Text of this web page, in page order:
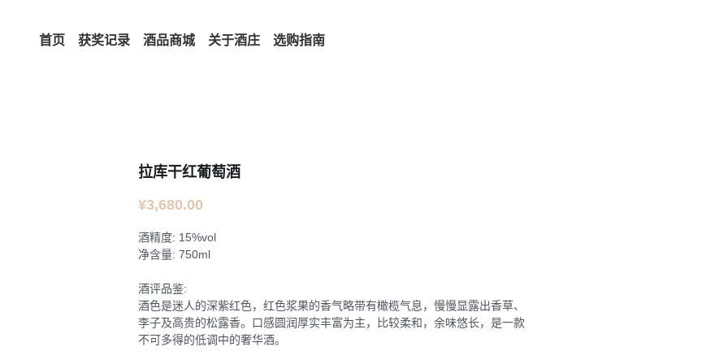
首页 获奖记录 酒品商城 关于酒庄 选购指南
拉库干红葡萄酒
¥3,680.00
酒精度: 15%vol
净含量: 750ml
酒评品鉴:
酒色是迷人的深紫红色，红色浆果的香气略带有橄榄气息，慢慢显露出香草、
李子及高贵的松露香。口感圆润厚实丰富为主，比较柔和，余味悠长，是一款
不可多得的低调中的奢华酒。